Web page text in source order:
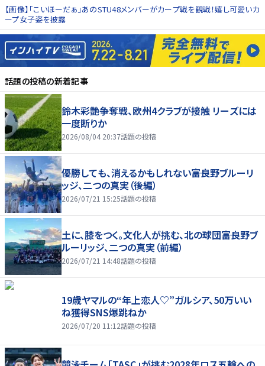
【画像】「こいほーだぁ」あのSTU48メンバーがカープ戦を観戦！嬉し可愛いカ
ープ女子姿を披露
話題の投稿の新着記事
鈴木彩艶争奪戦、欧州4クラブが接触 リーズには
一度断りか
2026/08/04 20:37話題の投稿
優勝しても、消えるかもしれない――富良野ブルーリ
ッジ、二つの真実（後編）
2026/07/21 15:25話題の投稿
土に、膝をつく。文化人が挑む、北の球団――富良野ブ
ルーリッジ、二つの真実（前編）
2026/07/21 14:48話題の投稿
19歳ヤマルの“年上恋人♡”ガルシア、50万いい
ね獲得SNS爆跳ねか
2026/07/20 11:12話題の投稿